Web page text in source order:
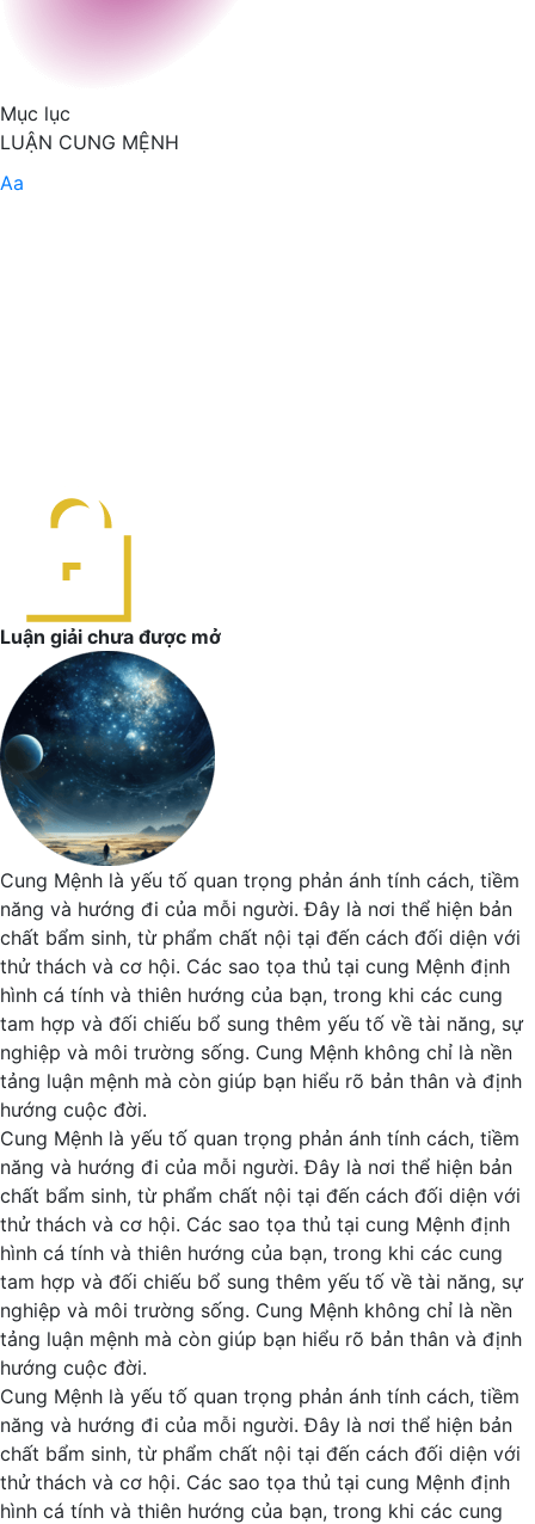
Mục lục
LUẬN CUNG MỆNH
Aa
Luận giải chưa được mở
Cung Mệnh là yếu tố quan trọng phản ánh tính cách, tiềm
năng và hướng đi của mỗi người. Đây là nơi thể hiện bản
chất bẩm sinh, từ phẩm chất nội tại đến cách đối diện với
thử thách và cơ hội. Các sao tọa thủ tại cung Mệnh định
hình cá tính và thiên hướng của bạn, trong khi các cung
tam hợp và đối chiếu bổ sung thêm yếu tố về tài năng, sự
nghiệp và môi trường sống. Cung Mệnh không chỉ là nền
tảng luận mệnh mà còn giúp bạn hiểu rõ bản thân và định
hướng cuộc đời.
Cung Mệnh là yếu tố quan trọng phản ánh tính cách, tiềm
năng và hướng đi của mỗi người. Đây là nơi thể hiện bản
chất bẩm sinh, từ phẩm chất nội tại đến cách đối diện với
thử thách và cơ hội. Các sao tọa thủ tại cung Mệnh định
hình cá tính và thiên hướng của bạn, trong khi các cung
tam hợp và đối chiếu bổ sung thêm yếu tố về tài năng, sự
nghiệp và môi trường sống. Cung Mệnh không chỉ là nền
tảng luận mệnh mà còn giúp bạn hiểu rõ bản thân và định
hướng cuộc đời.
Cung Mệnh là yếu tố quan trọng phản ánh tính cách, tiềm
năng và hướng đi của mỗi người. Đây là nơi thể hiện bản
chất bẩm sinh, từ phẩm chất nội tại đến cách đối diện với
thử thách và cơ hội. Các sao tọa thủ tại cung Mệnh định
hình cá tính và thiên hướng của bạn, trong khi các cung